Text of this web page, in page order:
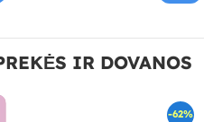
IR DOVANOS
-62%